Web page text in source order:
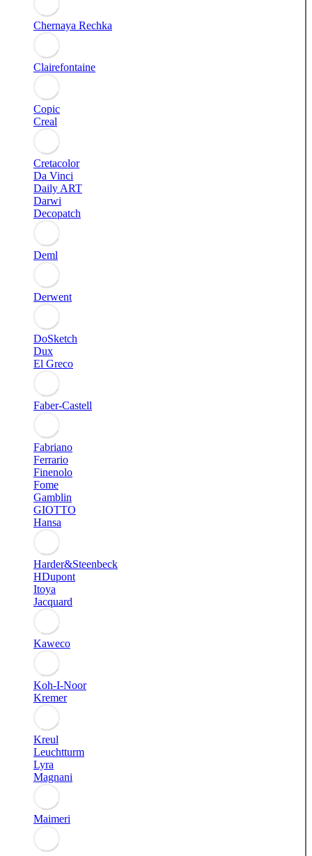
Chernaya Rechka
Clairefontaine
Copic
Creal
Cretacolor
Da Vinci
Daily ART
Darwi
Decopatch
Deml
Derwent
DoSketch
Dux
El Greco
Faber-Castell
Fabriano
Ferrario
Finenolo
Fome
Gamblin
GIOTTO
Hansa
Harder&Steenbeck
HDupont
Itoya
Jacquard
Kaweco
Koh-I-Noor
Kremer
Kreul
Leuchtturm
Lyra
Magnani
Maimeri